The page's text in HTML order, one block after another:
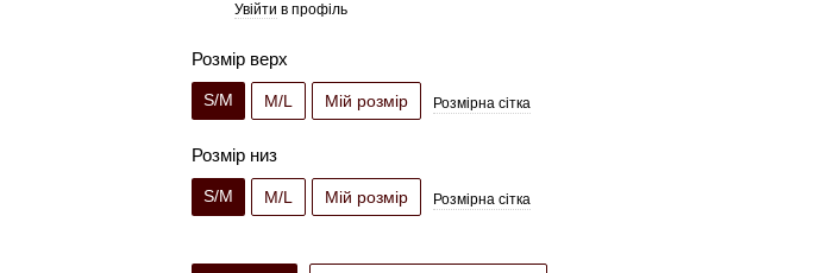
Увійти в профіль
Розмір верх
S/M M/L Мій розмір Розмірна сітка
Розмір низ
S/M M/L Мій розмір Розмірна сітка